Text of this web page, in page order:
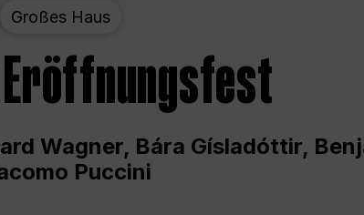
Großes Haus
Wagner, Bára Gísladóttir,
Puccini